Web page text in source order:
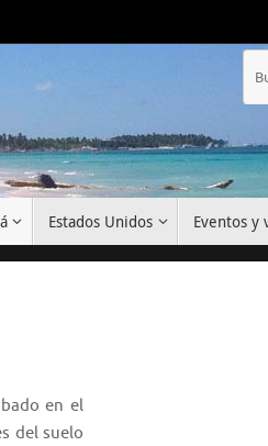
Estados Unidos Eventos y
en el
del suelo